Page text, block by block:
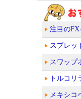
注目の
スプレッ
スワップ
トルコ
メキシコ